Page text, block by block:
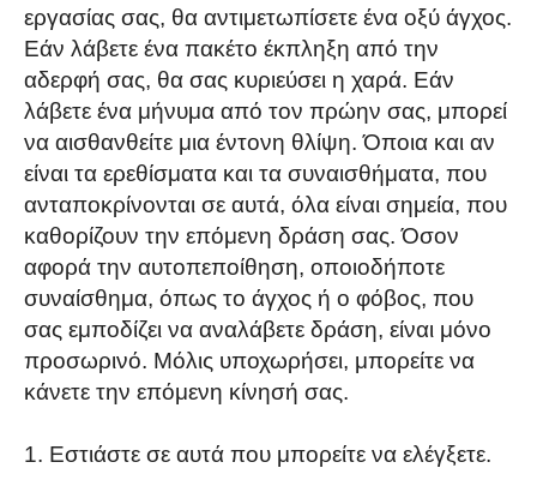
εργασίας σας, θα αντιμετωπίσετε ένα οξύ άγχος.
Εάν λάβετε ένα πακέτο έκπληξη από την
αδερφή σας, θα σας κυριεύσει η χαρά. Εάν
λάβετε ένα μήνυμα από τον πρώην σας, μπορεί
να αισθανθείτε μια έντονη θλίψη. Όποια και αν
είναι τα ερεθίσματα και τα συναισθήματα, που
ανταποκρίνονται σε αυτά, όλα είναι σημεία, που
καθορίζουν την επόμενη δράση σας. Όσον
αφορά την αυτοπεποίθηση, οποιοδήποτε
συναίσθημα, όπως το άγχος ή ο φόβος, που
σας εμποδίζει να αναλάβετε δράση, είναι μόνο
προσωρινό. Μόλις υποχωρήσει, μπορείτε να
κάνετε την επόμενη κίνησή σας.
Εστιάστε σε αυτά που μπορείτε να ελέγξετε.